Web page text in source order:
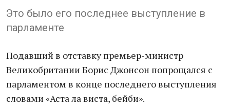
Это было его последнее выступление в
парламенте
Подавший в отставку премьер-министр
Великобритании Борис Джонсон попрощался с
парламентом в конце последнего выступления
словами «Аста ла виста, бейби».